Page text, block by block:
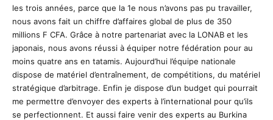
les trois années, parce que la 1e nous n’avons pas pu travailler,
nous avons fait un chiffre d’affaires global de plus de 350
millions F CFA. Grâce à notre partenariat avec la LONAB et les
japonais, nous avons réussi à équiper notre fédération pour au
moins quatre ans en tatamis. Aujourd’hui l’équipe nationale
dispose de matériel d’entraînement, de compétitions, du matériel
stratégique d’arbitrage. Enfin je dispose d’un budget qui pourrait
me permettre d’envoyer des experts à l’international pour qu’ils
se perfectionnent. Et aussi faire venir des experts au Burkina